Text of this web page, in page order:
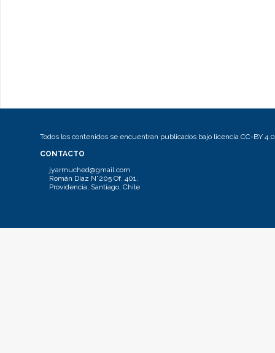
Todos los contenidos se encuentran publicados bajo licencia CC-BY 4.0
CONTACTO
jyarmuched@gmail.com
Román Díaz N°205 Of. 401.
Providencia, Santiago, Chile